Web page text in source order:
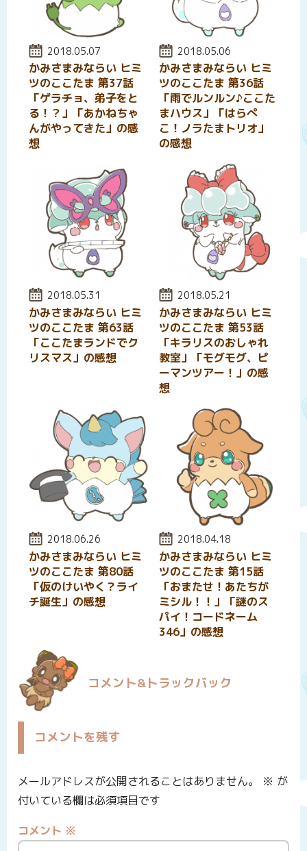
投稿日:
2018.05.07
かみさまみならい ヒミ
ツのここたま 第37話
「ゲラチョ、弟子をと
る！？」「あかねちゃ
んがやってきた」の感
想
投稿日:
2018.05.06
かみさまみならい ヒミ
ツのここたま 第36話
「雨でルンルン♪ここた
まハウス」「はらぺ
こ！ノラたまトリオ」
の感想
投稿日:
2018.05.31
かみさまみならい ヒミ
ツのここたま 第63話
「ここたまランドでク
リスマス」の感想
投稿日:
2018.05.21
かみさまみならい ヒミ
ツのここたま 第53話
「キラリスのおしゃれ
教室」「モグモグ、ピ
ーマンツアー！」の感
想
投稿日:
2018.06.26
かみさまみならい ヒミ
ツのここたま 第80話
「仮のけいやく？ライ
チ誕生」の感想
投稿日:
2018.04.18
かみさまみならい ヒミ
ツのここたま 第15話
「おまたせ！あたちが
ミシル！！」「謎のス
パイ！コードネーム
346」の感想
コメント&トラックバック
コメントを残す
メールアドレスが公開されることはありません。 ※ が
付いている欄は必須項目です
コメント ※